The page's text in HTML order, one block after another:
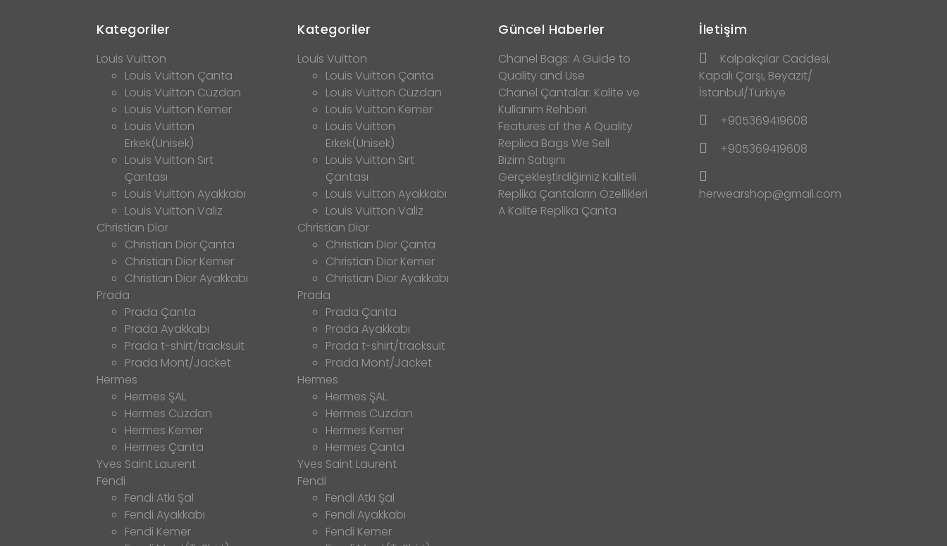
Kategoriler
Louis Vuitton
Louis Vuitton Çanta
Louis Vuitton Cüzdan
Louis Vuitton Kemer
Louis Vuitton
Erkek(Unisek)
Louis Vuitton Sırt
Çantası
Louis Vuitton Ayakkabı
Louis Vuitton Valiz
Christian Dior
Christian Dior Çanta
Christian Dior Kemer
Christian Dior Ayakkabı
Prada
Prada Çanta
Prada Ayakkabı
Prada t-shirt/tracksuit
Prada Mont/Jacket
Hermes
Hermes ŞAL
Hermes Cüzdan
Hermes Kemer
Hermes Çanta
Yves Saint Laurent
Fendi
Fendi Atkı Şal
Fendi Ayakkabı
Fendi Kemer
Kategoriler
Louis Vuitton
Louis Vuitton Çanta
Louis Vuitton Cüzdan
Louis Vuitton Kemer
Louis Vuitton
Erkek(Unisek)
Louis Vuitton Sırt
Çantası
Louis Vuitton Ayakkabı
Louis Vuitton Valiz
Christian Dior
Christian Dior Çanta
Christian Dior Kemer
Christian Dior Ayakkabı
Prada
Prada Çanta
Prada Ayakkabı
Prada t-shirt/tracksuit
Prada Mont/Jacket
Hermes
Hermes ŞAL
Hermes Cüzdan
Hermes Kemer
Hermes Çanta
Yves Saint Laurent
Fendi
Fendi Atkı Şal
Fendi Ayakkabı
Fendi Kemer
Güncel Haberler
Chanel Bags: A Guide to
Quality and Use
Chanel Çantalar: Kalite ve
Kullanım Rehberi
Features of the A Quality
Replica Bags We Sell
Bizim Satışını
Gerçekleştirdiğimiz Kaliteli
Replika Çantaların Özellikleri
A Kalite Replika Çanta
İletişim
Kalpakçılar Caddesi,
Kapalı Çarşı, Beyazıt/
İstanbul/Türkiye
+905369419608
+905369419608
herwearshop@gmail.com